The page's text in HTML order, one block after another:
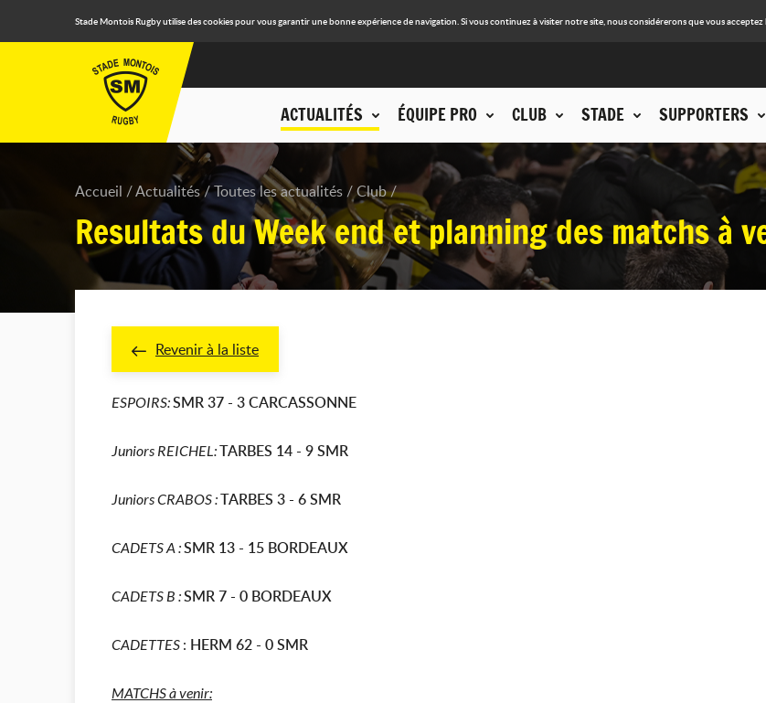
Stade Montois Rugby utilise des cookies pour vous garantir une bonne expérience de navigation. Si vous continuez à visiter notre site, nous considérerons que vous
ACTUALITÉS ÉQUIPE PRO CLUB STADE SUPPORTERS
Accueil Actualités Toutes les actualités Club
Resultats du Week end et planning des matchs à
Revenir à la liste
ESPOIRS:SMR 37 - 3 CARCASSONNE
Juniors REICHEL:TARBES 14 - 9 SMR
Juniors CRABOS :TARBES 3 - 6 SMR
CADETS A :SMR 13 - 15 BORDEAUX
CADETS B :SMR 7 - 0 BORDEAUX
CADETTES : HERM 62 - 0 SMR
MATCHS à venir: